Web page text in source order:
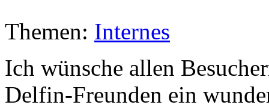
Themen: Internes
Ich wünsche allen
Delfin-Freunden ein